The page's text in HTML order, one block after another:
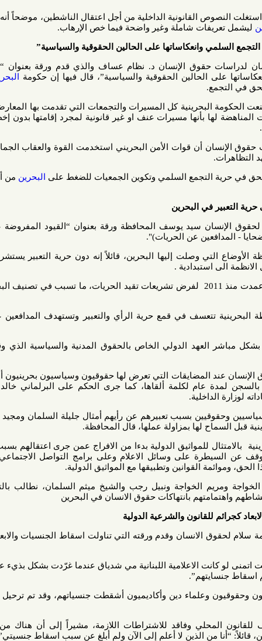
القانونية الداخلية من أجل اعتقال الناشطين، موضحاً أنه تم توسيع
شاملة وغير واضحة فيما خص الإرهاب.
وانعكاساتها على الحالين الحقوقية والسياسية”
الإنسان د. نظام عساف والذي قدم ورقة بعنوان “الانتهاكات
الحالين الحقوقية والسياسية”، قال فيها إن حكومة
البحريناتخذت
البحرينية كل المسيرات والتجمعات التي تقدمت بها المعارضة وعددها
بأنها مسيرات عنف او غير قانونية لمجرد إقامتها بدون إخطار وغالبا
أن قوات الأمن البحريني استخدمت
القوة والعقاب الجماعي ضمن
التجمع السلمي وتكوين الجمعيات للضغط علىالبحرينمن أجل الوفاء
في البحرين
سيد يوسف المحافظة ورقة بعنوان “القيود المفروضة على حرية
عن الحريات)".
وصلت إليها البحرين، قائلاً إنهدون حرية التعبير يستشري الفساد
استبدادية .
وأضاف أن السلطة في البحرين عمدت منذ 2011 لفرض تشريعات تقيد الحريات، ما تسبب في تصنيف البحرين كبلد
تتعسف في قمع حرية الرأي والتعبير وتستهدف المدافعين عن حقوق
العهد الدولي الخاص بالحقوق المدنية والسياسية الذي وقعت عليه
المضايقات التي تعرض لها حقوقيون وسياسيون بحرينيون أمثال أمين
عام لكلمة ألقاها، كما جرى الحكم على البرلماني خالد عبدالعال
بسبب تعبيرهم عن رأيهم أمثال جليلة السلمان ومجيد ميلاد، كما
لها بمزاولة عملها، قال المحافظة.
للمواثيق الدولية بدءا من الافراج عمن جرى اعتقالهم بسبب تعبيرهم
على وسائل الاعلام وعلى برامج التواصل الاجتماعي ومراجعة
القوانين وتطبيقها مع المواثيق الدولية.
الخواجة ونبيل رجب والشيخ ميثم السلمان، نطالب بالتوقف عن
بانتهاكات حقوق الانسان في البحرين
للقانون والشرعية الدولية
وقدم ورقته التي تناولت اسقاط الجنسيات والابعاد كجرائم
الاعلامية اللبنانية مي شدياق عندما غرّدت بشكل بذيء عن الشعب
وعلماء دين وأكاديميون أشقطت جنسياتهم، وقد تم ترحيل عدد منهم
وفاقد للاشتراطات اللازمة، مشيراً إلى أن هناك من أسقطت
من الذين لا أعلم إلى الآن ولم أبلغ عن سبب اسقاط جنسيتي”.